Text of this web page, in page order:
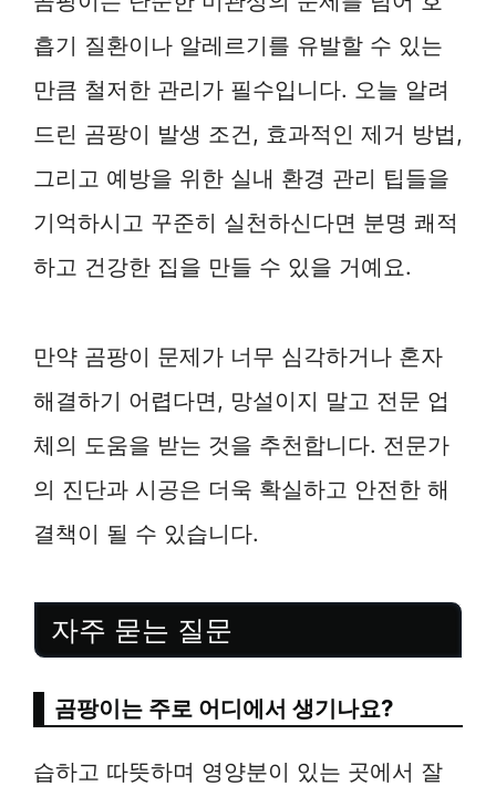
흡기 질환이나 알레르기를 유발할 수 있는
만큼 철저한 관리가 필수입니다. 오늘 알려
드린 곰팡이 발생 조건, 효과적인 제거 방법,
그리고 예방을 위한 실내 환경 관리 팁들을
기억하시고 꾸준히 실천하신다면 분명 쾌적
하고 건강한 집을 만들 수 있을 거예요.
만약 곰팡이 문제가 너무 심각하거나 혼자
해결하기 어렵다면, 망설이지 말고 전문 업
체의 도움을 받는 것을 추천합니다. 전문가
의 진단과 시공은 더욱 확실하고 안전한 해
결책이 될 수 있습니다.
자주 묻는 질문
곰팡이는 주로 어디에서 생기나요?
습하고 따뜻하며 영양분이 있는 곳에서 잘